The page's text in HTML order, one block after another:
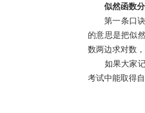
似然函数
第一条口诀
的意思是把似
数两边求对数
如果大家记
考试中能取得